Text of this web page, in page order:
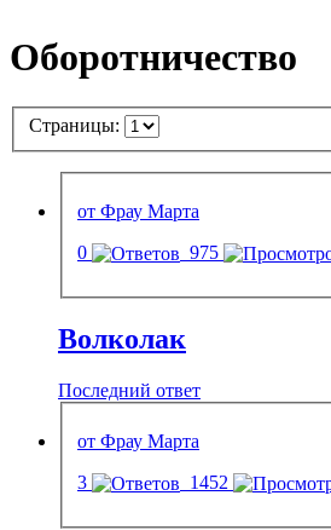
Оборотничество
Страницы:
от Фрау Марта
0
975
Волколак
Последний ответ
от Фрау Марта
3
1452